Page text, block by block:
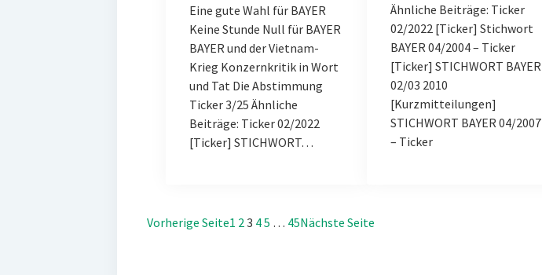
Eine gute Wahl für BAYER
Keine Stunde Null für BAYER
BAYER und der Vietnam-
Krieg Konzernkritik in Wort
und Tat Die Abstimmung
Ticker 3/25 Ähnliche
Beiträge: Ticker 02/2022
[Ticker] STICHWORT…
Ähnliche Beiträge: Ticker
02/2022 [Ticker] Stichwort
BAYER 04/2004 – Ticker
[Ticker] STICHWORT BAYER
02/03 2010
[Kurzmitteilungen]
STICHWORT BAYER 04/2007
– Ticker
Vorherige Seite1 23 45 … 45Nächste Seite